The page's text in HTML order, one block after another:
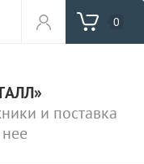
0
и поставка